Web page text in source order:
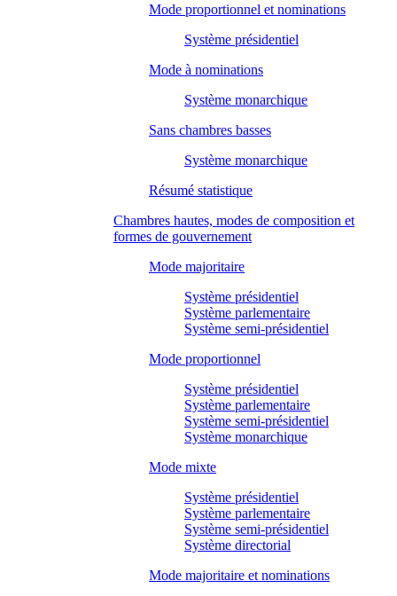
Mode proportionnel et nominations
Système présidentiel
Mode à nominations
Système monarchique
Sans chambres basses
Système monarchique
Résumé statistique
Chambres hautes, modes de composition et
formes de gouvernement
Mode majoritaire
Système présidentiel
Système parlementaire
Système semi-présidentiel
Mode proportionnel
Système présidentiel
Système parlementaire
Système semi-présidentiel
Système monarchique
Mode mixte
Système présidentiel
Système parlementaire
Système semi-présidentiel
Système directorial
Mode majoritaire et nominations